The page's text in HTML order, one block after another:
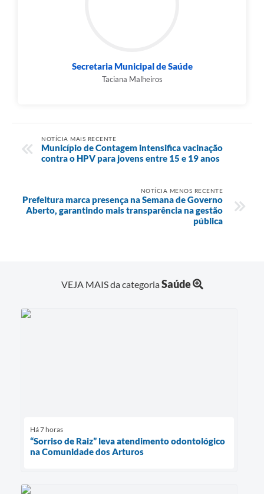
Secretaria Municipal de Saúde
Taciana Malheiros
NOTÍCIA MAIS RECENTE
Município de Contagem intensifica vacinação
contra o HPV para jovens entre 15 e 19 anos
NOTÍCIA MENOS RECENTE
Prefeitura marca presença na Semana de Governo
Aberto, garantindo mais transparência na gestão
pública
VEJA MAIS da categoriaSaúde
Há 7 horas
“Sorriso de Raiz” leva atendimento odontológico
na Comunidade dos Arturos